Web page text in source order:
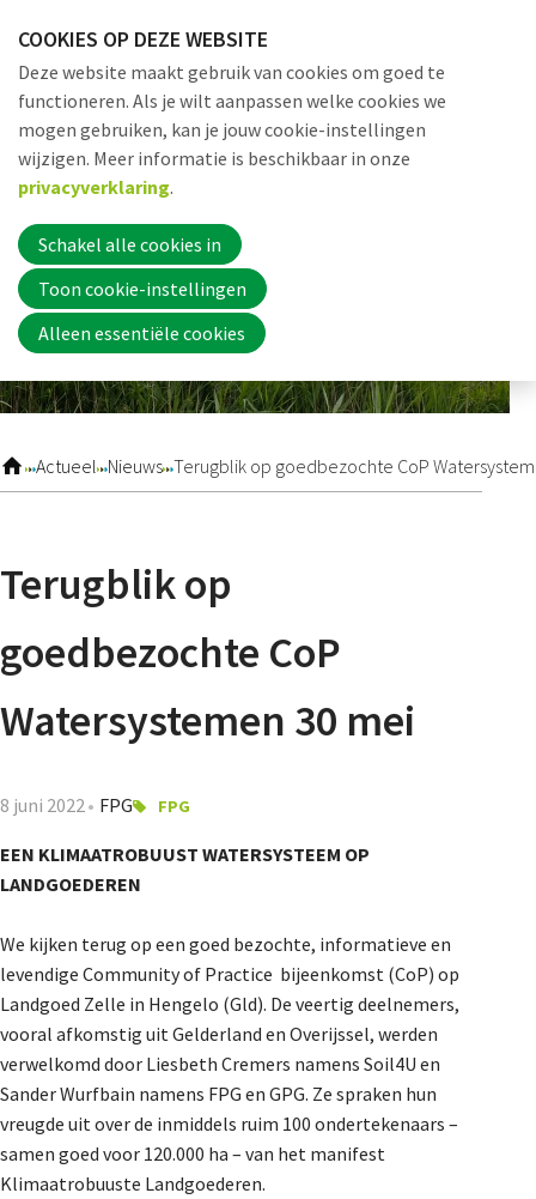
links
over
Jump
to
navigation
to
main
content
Actueel Nieuws Terugblik op goedbezochte CoP
Terugblik op
goedbezochte CoP
Watersystemen 30 mei
8 juni 2022 FPG FPG
EEN KLIMAATROBUUST WATERSYSTEEM OP
LANDGOEDEREN
We kijken terug op een goed bezochte, informatieve en
levendige Community of Practice bijeenkomst (CoP) op
Landgoed Zelle in Hengelo (Gld). De veertig deelnemers,
vooral afkomstig uit Gelderland en Overijssel, werden
verwelkomd door Liesbeth Cremers namens Soil4U en
Sander Wurfbain namens FPG en GPG. Ze spraken hun
vreugde uit over de inmiddels ruim 100 ondertekenaars –
samen goed voor 120.000 ha – van het manifest
Klimaatrobuuste Landgoederen.
Word nu lid
Dossiers
De Landeigenaar
COOKIES OP DEZE WEBSITE
Deze website maakt gebruik van cookies om goed te
functioneren. Als je wilt aanpassen welke cookies we
mogen gebruiken, kan je jouw cookie-instellingen
wijzigen. Meer informatie is beschikbaar in onze
privacyverklaring.
Schakel alle cookies in
Toon cookie-instellingen
Alleen essentiële cookies